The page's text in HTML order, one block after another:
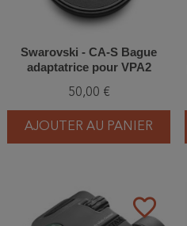
Swarovski - CA-S Bague
adaptatrice pour VPA2
50,00 €
AJOUTER AU PANIER
favorite_border